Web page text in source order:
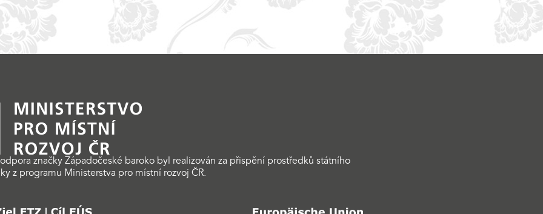
značky Západočeské baroko byl realizován za přispění prostředků státního
z programu Ministerstva pro místní rozvoj ČR.